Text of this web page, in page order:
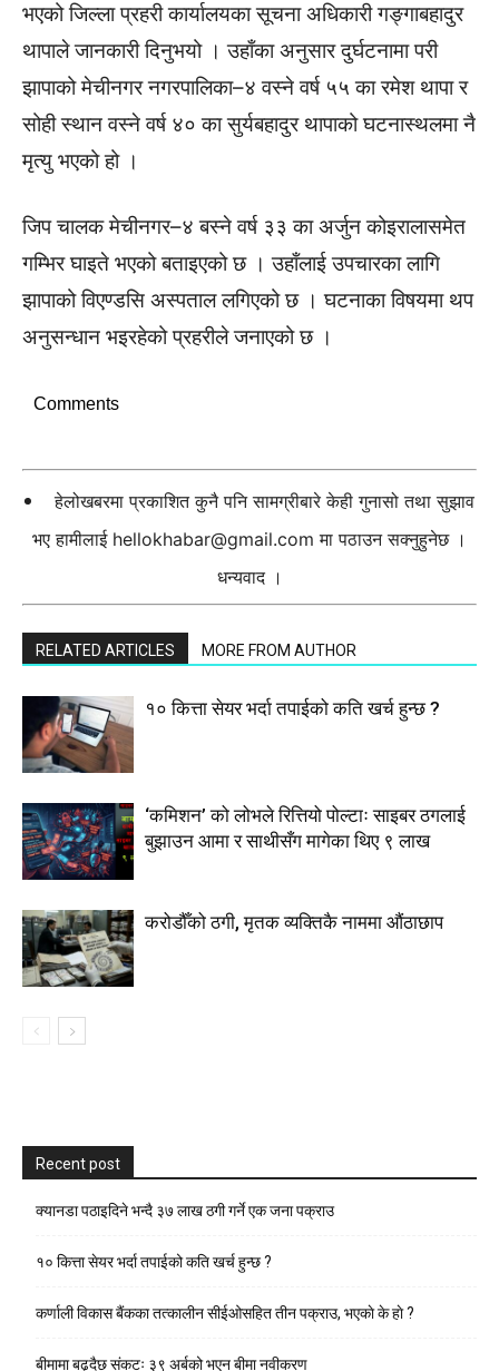
भएको जिल्ला प्रहरी कार्यालयका सूचना अधिकारी गङ्गाबहादुर
थापाले जानकारी दिनुभयो । उहाँका अनुसार दुर्घटनामा परी
झापाको मेचीनगर नगरपालिका–४ वस्ने वर्ष ५५ का रमेश थापा र
सोही स्थान वस्ने वर्ष ४० का सुर्यबहादुर थापाको घटनास्थलमा नै
मृत्यु भएको हो ।
जिप चालक मेचीनगर–४ बस्ने वर्ष ३३ का अर्जुन कोइरालासमेत
गम्भिर घाइते भएको बताइएको छ । उहाँलाई उपचारका लागि
झापाको विएण्डसि अस्पताल लगिएको छ । घटनाका विषयमा थप
अनुसन्धान भइरहेको प्रहरीले जनाएको छ ।
Comments
हेलोखबरमा प्रकाशित कुनै पनि सामग्रीबारे केही गुनासो तथा सुझाव
भए हामीलाई hellokhabar@gmail.com मा पठाउन सक्नुहुनेछ ।
धन्यवाद ।
RELATED ARTICLES MORE FROM AUTHOR
१० कित्ता सेयर भर्दा तपाईको कति खर्च हुन्छ ?
‘कमिशन’ को लोभले रित्तियो पोल्टाः साइबर ठगलाई
बुझाउन आमा र साथीसँग मागेका थिए ९ लाख
करोडौँको ठगी, मृतक व्यक्तिकै नाममा औंठाछाप
Recent post
क्यानडा पठाइदिने भन्दै ३७ लाख ठगी गर्ने एक जना पक्राउ
१० कित्ता सेयर भर्दा तपाईको कति खर्च हुन्छ ?
कर्णाली विकास बैंकका तत्कालीन सीईओसहित तीन पक्राउ, भएकाे के हाे ?
बीमामा बढ्दैछ संकटः ३९ अर्बको भएन बीमा नवीकरण